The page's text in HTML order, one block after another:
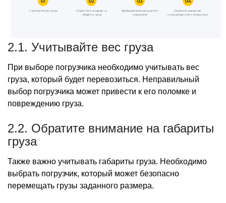
2.1. Учитывайте вес груза
При выборе погрузчика необходимо учитывать вес
груза, который будет перевозиться. Неправильный
выбор погрузчика может привести к его поломке и
повреждению груза.
2.2. Обратите внимание на габариты
груза
Также важно учитывать габариты груза. Необходимо
выбрать погрузчик, который может безопасно
перемещать грузы заданного размера.